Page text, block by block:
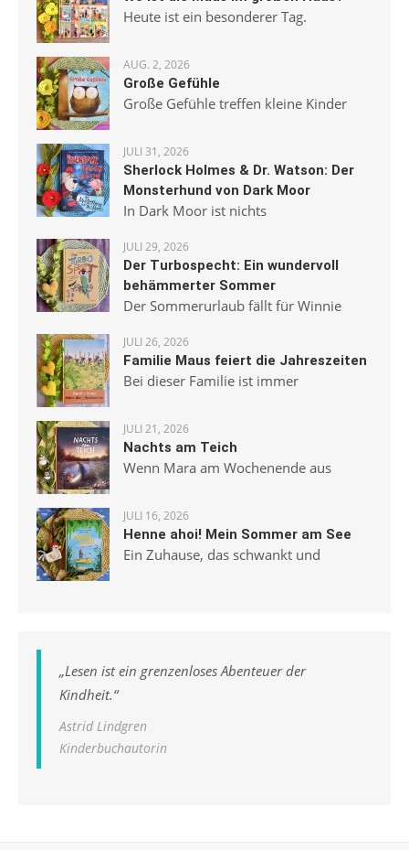
Heute ist ein besonderer Tag.
AUG. 2, 2026
Große Gefühle
Große Gefühle treffen kleine Kinder
JULI 31, 2026
Sherlock Holmes & Dr. Watson: Der
Monsterhund von Dark Moor
In Dark Moor ist nichts
JULI 29, 2026
Der Turbospecht: Ein wundervoll
behämmerter Sommer
Der Sommerurlaub fällt für Winnie
JULI 26, 2026
Familie Maus feiert die Jahreszeiten
Bei dieser Familie ist immer
JULI 21, 2026
Nachts am Teich
Wenn Mara am Wochenende aus
JULI 16, 2026
Henne ahoi! Mein Sommer am See
Ein Zuhause, das schwankt und
„Lesen ist ein grenzenloses Abenteuer der
Kindheit.“
Astrid Lindgren
Kinderbuchautorin